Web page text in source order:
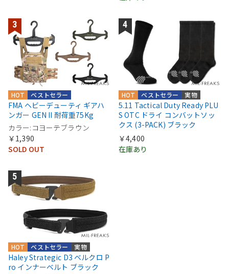
ベストセラー
HOT
FMA ヘビーデューティ ギアハ
ンガー GEN II 耐荷重75Kg
カラー:コヨーテブラウン
￥1,390
SOLD OUT
実物
ベストセラー
HOT
5.11 Tactical Duty Ready PLU
S OTC ドライ コンバットソッ
クス (3-PACK) ブラック
￥4,400
在庫あり
実物
ベストセラー
HOT
Haley Strategic D3 ベルクロ P
ro インナーベルト ブラック